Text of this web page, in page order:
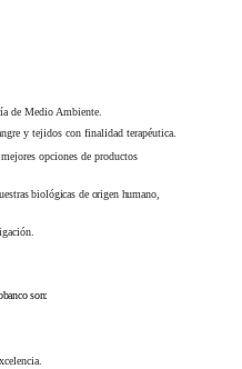
de Medio Ambiente.
y tejidos con finalidad terapéutica.
opciones de productos
biológicas de origen humano,
son: